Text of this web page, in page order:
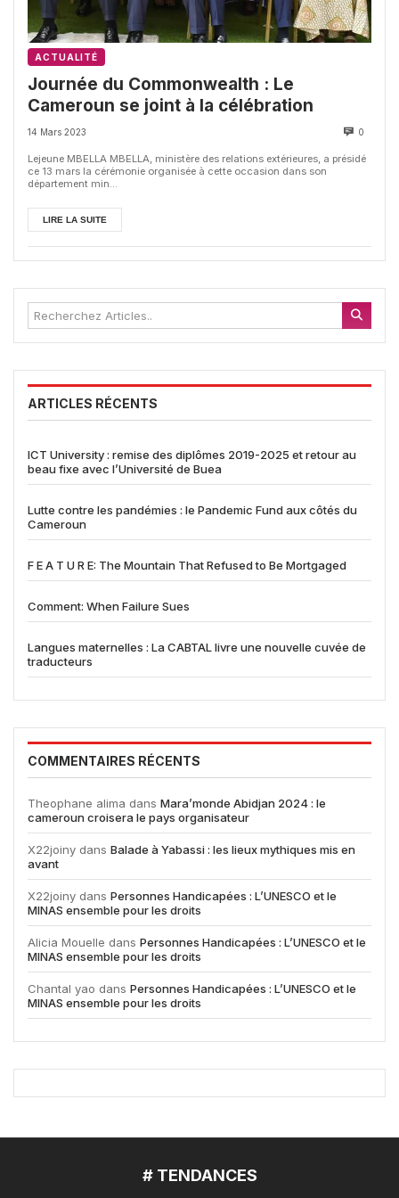
ACTUALITÉ
Journée du Commonwealth : Le
Cameroun se joint à la célébration
14 Mars 2023 0
Lejeune MBELLA MBELLA, ministère des relations extérieures, a présidé
ce 13 mars la cérémonie organisée à cette occasion dans son
département min...
LIRE LA SUITE
ARTICLES RÉCENTS
ICT University : remise des diplômes 2019-2025 et retour au
beau fixe avec l’Université de Buea
Lutte contre les pandémies : le Pandemic Fund aux côtés du
Cameroun
F E A T U R E: The Mountain That Refused to Be Mortgaged
Comment: When Failure Sues
Langues maternelles : La CABTAL livre une nouvelle cuvée de
traducteurs
COMMENTAIRES RÉCENTS
Theophane alima dans Mara’monde Abidjan 2024 : le
cameroun croisera le pays organisateur
X22joiny dans Balade à Yabassi : les lieux mythiques mis en
avant
X22joiny dans Personnes Handicapées : L’UNESCO et le
MINAS ensemble pour les droits
Alicia Mouelle dans Personnes Handicapées : L’UNESCO et le
MINAS ensemble pour les droits
Chantal yao dans Personnes Handicapées : L’UNESCO et le
MINAS ensemble pour les droits
# TENDANCES